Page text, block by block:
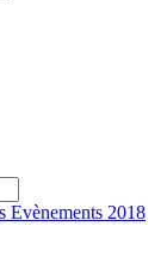
Evènements 2018